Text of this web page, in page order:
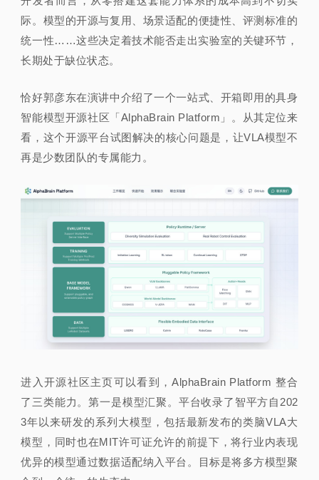
际。模型的开源与复用、场景适配的便捷性、评测标准的
统一性……这些决定着技术能否走出实验室的关键环节，
长期处于缺位状态。
恰好郭彦东在演讲中介绍了一个一站式、开箱即用的具身
智能模型开源社区「AlphaBrain Platform」。从其定位来
看，这个开源平台试图解决的核心问题是，让VLA模型不
再是少数团队的专属能力。
进入开源社区主页可以看到，AlphaBrain Platform 整合
了三类能力。第一是模型汇聚。平台收录了智平方自202
3年以来研发的系列大模型，包括最新发布的类脑VLA大
模型，同时也在MIT许可证允许的前提下，将行业内表现
优异的模型通过数据适配纳入平台。目标是将多方模型聚